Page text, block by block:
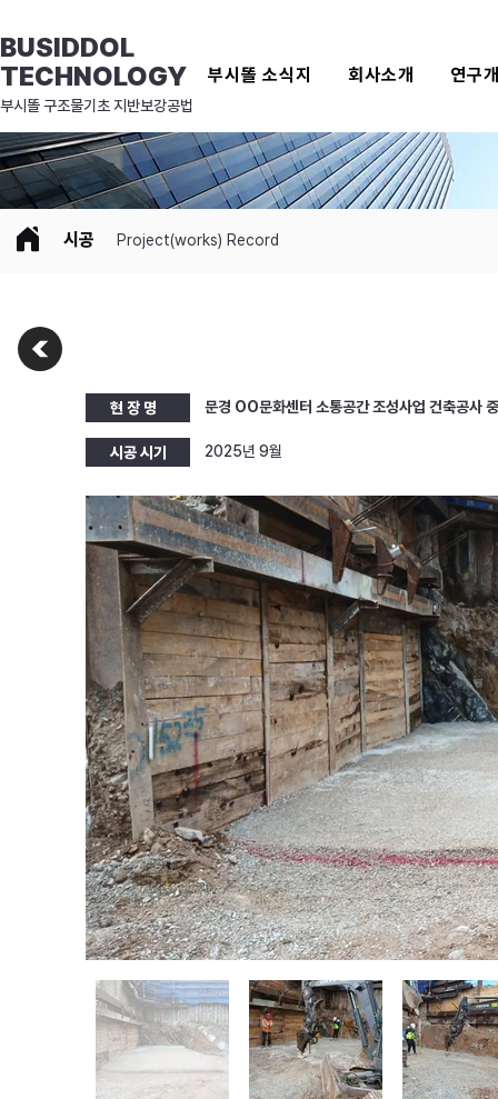
BUSIDDOL
TECHNOLOGY
부시똘 소식지 회사소개 연구
​부시똘 구조물기초 지반보강공법
시공 Project(works) Record
현 장 명 문경 OO문화센터 소통공간 조성사업 건축공
시공 시기 2025년 9월